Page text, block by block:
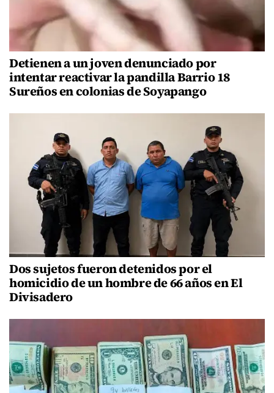
Detienen a un joven denunciado por
intentar reactivar la pandilla Barrio 18
Sureños en colonias de Soyapango
Dos sujetos fueron detenidos por el
homicidio de un hombre de 66 años en El
Divisadero